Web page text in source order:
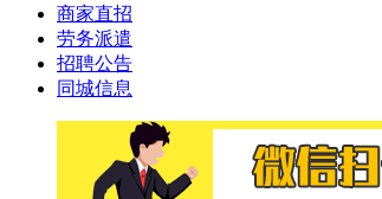
商家直招
劳务派遣
招聘公告
同城信息